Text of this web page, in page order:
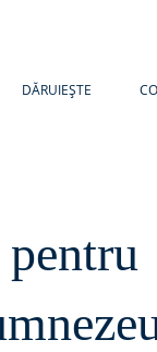
DĂRUIEȘTE